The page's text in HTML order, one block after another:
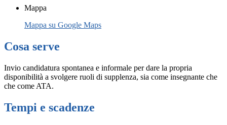
Mappa
Mappa su Google Maps
Cosa serve
Invio candidatura spontanea e informale per dare la propria
disponibilità a svolgere ruoli di supplenza, sia come insegnante che
che come ATA.
Tempi e scadenze